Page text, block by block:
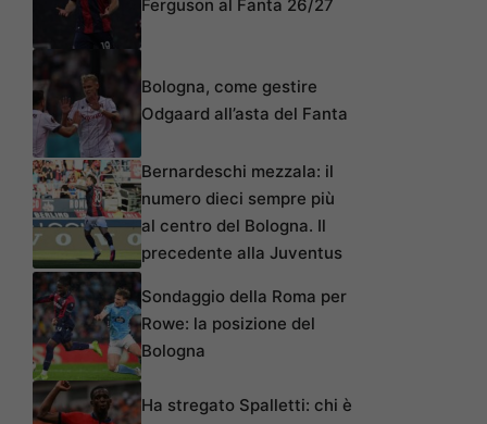
Ferguson al Fanta 26/27
Bologna, come gestire
Odgaard all’asta del Fanta
Bernardeschi mezzala: il
numero dieci sempre più
al centro del Bologna. Il
precedente alla Juventus
Sondaggio della Roma per
Rowe: la posizione del
Bologna
Ha stregato Spalletti: chi è